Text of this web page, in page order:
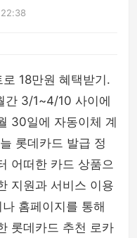
18만원 혜택받기.
간 3/1~4/10 사이에
30일에 자동이체 계
롯데카드 발급 정
어떠한 카드 상품으
지원과 서비스 이용
홈페이지를 통해
롯데카드 추천 로카